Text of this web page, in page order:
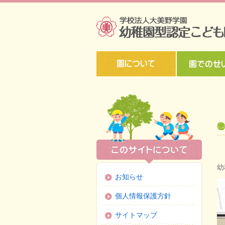
お知らせ
個人情報保護方針
サイトマップ